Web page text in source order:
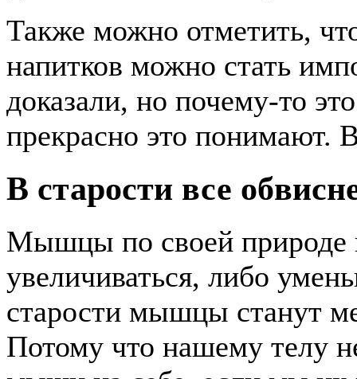
Также можно отметить,
напитков можно стать
доказали, но почему-то
прекрасно это понимают.
В старости все
Мышцы по своей природе
увеличиваться, либо
старости мышцы станут
Потому что нашему телу